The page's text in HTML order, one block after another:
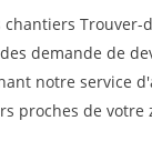
demande de
notre service
proches de